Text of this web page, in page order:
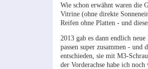
Wie schon erwähnt waren die
Vitrine (ohne direkte
Reifen ohne Platten - und
2013 gab es dann endlich
passen super zusammen -
entschieden, sie mit M3-
der Vorderachse habe ich